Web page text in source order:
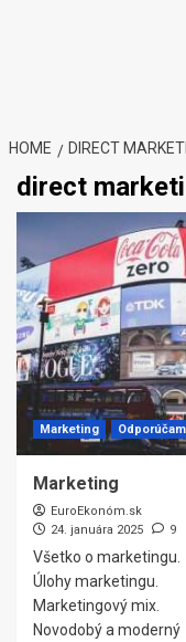
HOME DIRECT
direct
Marketing
Marketing
EuroEkonóm.sk
24. januára 2025
9
Všetko o marketingu.
Úlohy marketingu.
Marketingový mix.
Novodobý a moderný